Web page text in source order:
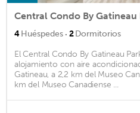
4Huéspedes · 2Dormitorios
El Central Condo By Gatineau
alojamiento con aire
Gatineau, a 2,2 km del Museo
km del Museo Canadiense ...